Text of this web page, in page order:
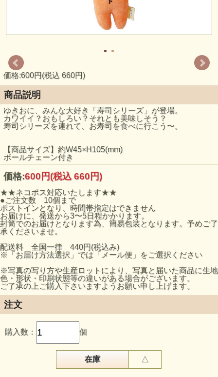
価格:600円(税込 660円)
商品説明
ゆきおに、みんな大好き「寿司シリーズ」が登場。
カワイイ？おもしろい？それとも美味しそう？
寿司シリーズを連れて、お寿司を食べに行こう〜。
【商品サイズ】約W45×H105(mm)
ボールチェーン付き
価格:600円(税込 660円)
★★ネコポス対応いたします★★
●ご注文数 10個まで
ポストインとなり、時間帯指定はできません
お届けに、発送から3〜5日程かかります。
封筒でのお届けとなります為、簡易包装となります。予めご了
承くださいませ。
配送料 全国一律 440円(税込み)
※「お届け方法選択」では「メール便」をご選択ください
※写真の写り方や生産ロットにより、写真と届いた商品に生地
色・形状・印刷状態等の違いがある場合がございます。
ご了承の上ご購入下さいますようお願い申し上げます。
注文
購入数： 個
在庫 △